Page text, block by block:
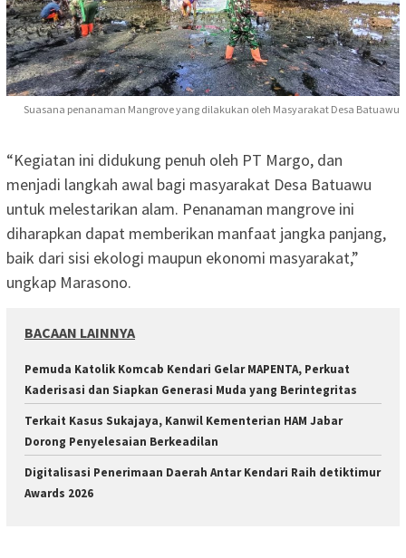
Suasana penanaman Mangrove yang dilakukan oleh Masyarakat Desa Batuawu
“Kegiatan ini didukung penuh oleh PT Margo, dan
menjadi langkah awal bagi masyarakat Desa Batuawu
untuk melestarikan alam. Penanaman mangrove ini
diharapkan dapat memberikan manfaat jangka panjang,
baik dari sisi ekologi maupun ekonomi masyarakat,”
ungkap Marasono.
BACAAN LAINNYA
Pemuda Katolik Komcab Kendari Gelar MAPENTA, Perkuat
Kaderisasi dan Siapkan Generasi Muda yang Berintegritas
‎Terkait Kasus Sukajaya, Kanwil Kementerian HAM Jabar
‎Dorong Penyelesaian Berkeadilan
Digitalisasi Penerimaan Daerah Antar Kendari Raih detiktimur
Awards 2026